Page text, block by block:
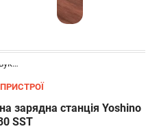
2024-09-06
портативна зарядна
батареєю (SST) та…
РОЗУМНИЙ ДІМ
прожектори AiDot